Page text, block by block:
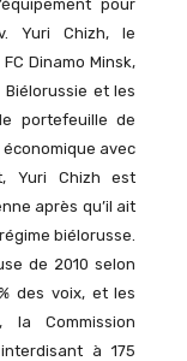
pour
Yuri Chizh, le
Dinamo Minsk,
et les
portefeuille de
avec
Yuri Chizh est
après qu’il ait
biélorusse.
de 2010 selon
des voix, et les
la Commission
à 175